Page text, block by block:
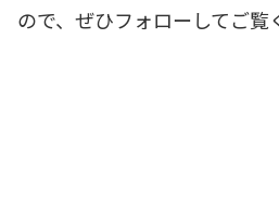
ので、ぜひフォローしてご覧